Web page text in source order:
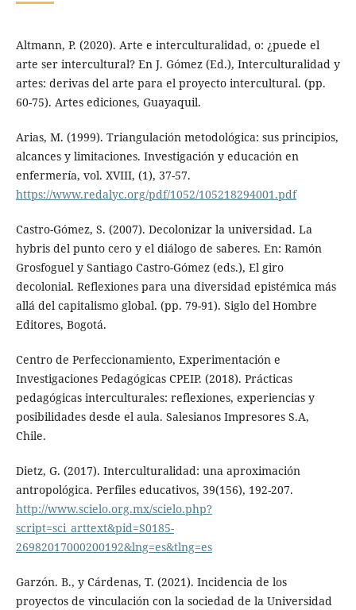
Altmann, P. (2020). Arte e interculturalidad, o: ¿puede el
arte ser intercultural? En J. Gómez (Ed.), Interculturalidad y
artes: derivas del arte para el proyecto intercultural. (pp.
60-75). Artes ediciones, Guayaquil.
Arias, M. (1999). Triangulación metodológica: sus principios,
alcances y limitaciones. Investigación y educación en
enfermería, vol. XVIII, (1), 37-57.
https://www.redalyc.org/pdf/1052/105218294001.pdf
Castro-Gómez, S. (2007). Decolonizar la universidad. La
hybris del punto cero y el diálogo de saberes. En: Ramón
Grosfoguel y Santiago Castro-Gómez (eds.), El giro
decolonial. Reflexiones para una diversidad epistémica más
allá del capitalismo global. (pp. 79-91). Siglo del Hombre
Editores, Bogotá.
Centro de Perfeccionamiento, Experimentación e
Investigaciones Pedagógicas CPEIP. (2018). Prácticas
pedagógicas interculturales: reflexiones, experiencias y
posibilidades desde el aula. Salesianos Impresores S.A,
Chile.
Dietz, G. (2017). Interculturalidad: una aproximación
antropológica. Perfiles educativos, 39(156), 192-207.
http://www.scielo.org.mx/scielo.php?
script=sci_arttext&pid=S0185-
26982017000200192&lng=es&tlng=es
Garzón. B., y Cárdenas, T. (2021). Incidencia de los
proyectos de vinculación con la sociedad de la Universidad